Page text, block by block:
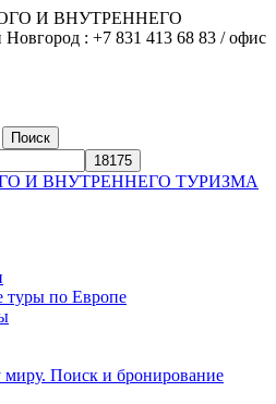
И ВНУТРЕННЕГО
: +7 831 413 68 83 / офис
И ВНУТРЕННЕГО ТУРИЗМА
туры по Европе
миру. Поиск и бронирование